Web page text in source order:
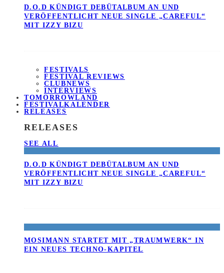
D.O.D KÜNDIGT DEBÜTALBUM AN UND
VERÖFFENTLICHT NEUE SINGLE „CAREFUL“
MIT IZZY BIZU
FESTIVALS
FESTIVAL REVIEWS
CLUBNEWS
INTERVIEWS
TOMORROWLAND
FESTIVALKALENDER
RELEASES
RELEASES
SEE ALL
D.O.D KÜNDIGT DEBÜTALBUM AN UND
VERÖFFENTLICHT NEUE SINGLE „CAREFUL“
MIT IZZY BIZU
MOSIMANN STARTET MIT „TRAUMWERK“ IN
EIN NEUES TECHNO-KAPITEL